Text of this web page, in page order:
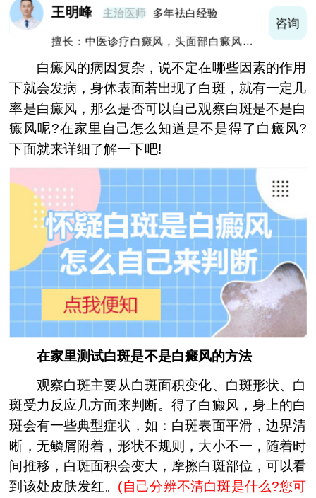
高霞 主治医师 20年袪白经验
擅长：青少年及成年女性早期白斑和白斑的
咨询
白癜风的病因复杂，说不定在哪些因素的作用
下就会发病，身体表面若出现了白斑，就有一定几
率是白癜风，那么是否可以自己观察白斑是不是白
癜风呢?在家里自己怎么知道是不是得了白癜风?
下面就来详细了解一下吧!
在家里测试白斑是不是白癜风的方法
观察白斑主要从白斑面积变化、白斑形状、白
斑受力反应几方面来判断。得了白癜风，身上的白
斑会有一些典型症状，如：白斑表面平滑，边界清
晰，无鳞屑附着，形状不规则，大小不一，随着时
间推移，白斑面积会变大，摩擦白斑部位，可以看
到该处皮肤发红。 (自己分辨不清白斑是什么?您可